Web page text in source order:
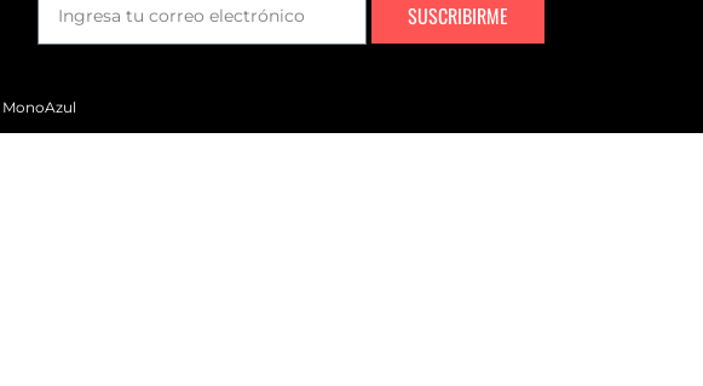
SUSCRIBIRME
MonoAzul